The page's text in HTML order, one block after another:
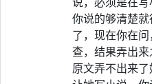
你说的够清楚
了，现在你在
查，结果弄出
原文弄不出来